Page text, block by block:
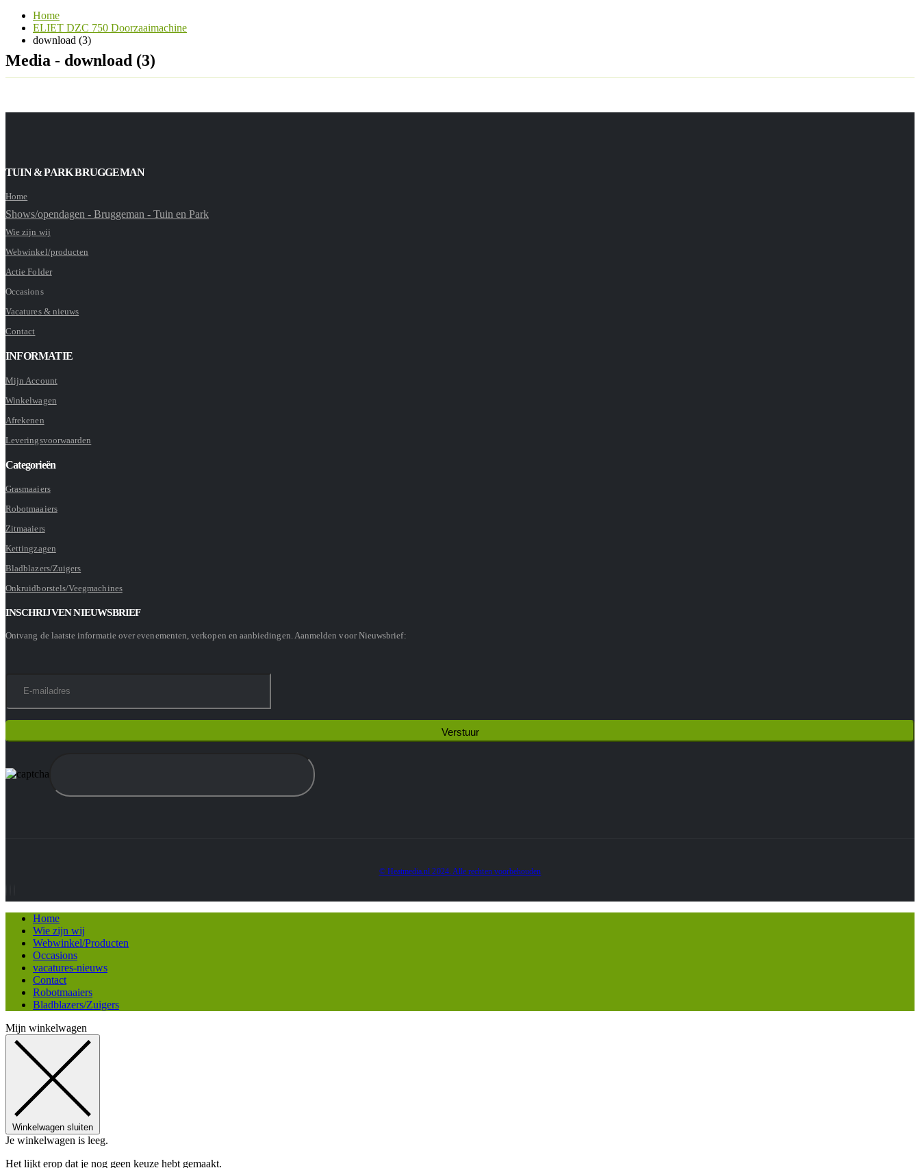
Home
ELIET DZC 750 Doorzaaimachine
download (3)
Media - download (3)
TUIN & PARK BRUGGEMAN
Home
Shows/opendagen - Bruggeman - Tuin en Park
Wie zijn wij
Webwinkel/producten
Actie Folder
Occasions
Vacatures & nieuws
Contact
INFORMATIE
Mijn Account
Winkelwagen
Afrekenen
Leveringsvoorwaarden
Categorieën
Grasmaaiers
Robotmaaiers
Zitmaaiers
Kettingzagen
Bladblazers/Zuigers
Onkruidborstels/Veegmachines
INSCHRIJVEN NIEUWSBRIEF
Ontvang de laatste informatie over evenementen, verkopen en aanbiedingen. Aanmelden voor Nieuwsbrief:
© Heatmedia.nl 2024. Alle rechten voorbehouden
Home
Wie zijn wij
Webwinkel/Producten
Occasions
vacatures-nieuws
Contact
Robotmaaiers
Bladblazers/Zuigers
Mijn winkelwagen
Winkelwagen sluiten
Je winkelwagen is leeg.
Het lijkt erop dat je nog geen keuze hebt gemaakt.